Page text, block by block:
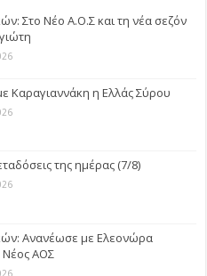
Στο Νέο Α.Ο.Σ και τη νέα σεζόν
Καραγιαννάκη η Ελλάς Σύρου
της ημέρας (7/8)
Ανανέωσε με Ελεονώρα
Νέος ΑΟΣ